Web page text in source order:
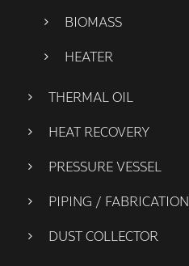
BIOMASS
HEATER
THERMAL OIL
HEAT RECOVERY
PRESSURE VESSEL
PIPING / FABRICATION
DUST COLLECTOR